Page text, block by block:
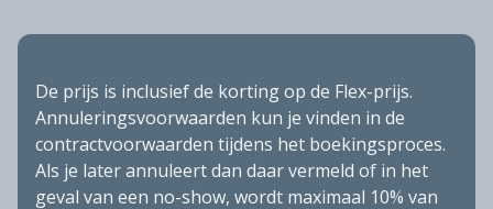
De prijs is inclusief de korting op de Flex-prijs.
Annuleringsvoorwaarden kun je vinden in de
contractvoorwaarden tijdens het boekingsproces.
Als je later annuleert dan daar vermeld of in het
geval van een no-show, wordt maximaal 10% van